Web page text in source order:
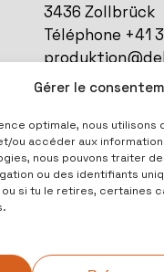
Gérer le
optimale, nous
ou accéder aux
nous pouvons traiter
ou des identifiants
si tu le retires, certaines
3436 Zollbrück
Téléphone +41